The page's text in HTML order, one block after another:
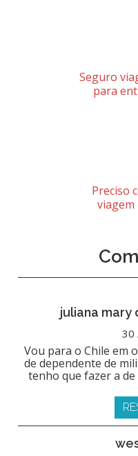
Seguro
para
Preciso
viagem
juliana mary
30
Vou para o Chile em
de dependente de
tenho que fazer a de